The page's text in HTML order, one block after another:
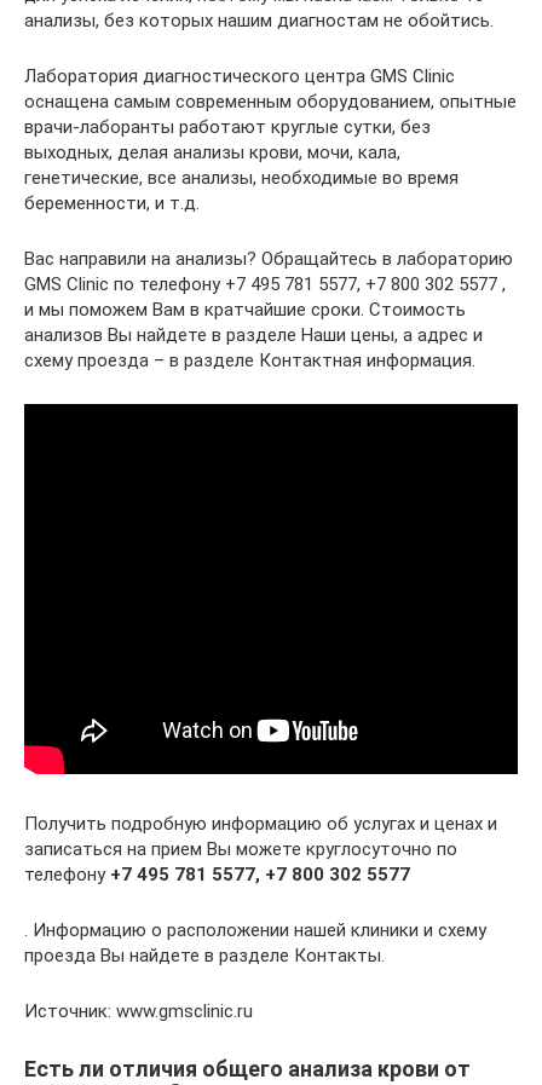
анализы, без которых нашим диагностам не обойтись.
Лаборатория диагностического центра GMS Clinic
оснащена самым современным оборудованием, опытные
врачи-лаборанты работают круглые сутки, без
выходных, делая анализы крови, мочи, кала,
генетические, все анализы, необходимые во время
беременности, и т.д.
Вас направили на анализы? Обращайтесь в лабораторию
GMS Clinic по телефону +7 495 781 5577, +7 800 302 5577 ,
и мы поможем Вам в кратчайшие сроки. Стоимость
анализов Вы найдете в разделе Наши цены, а адрес и
схему проезда – в разделе Контактная информация.
Получить подробную информацию об услугах и ценах и
записаться на прием Вы можете круглосуточно по
телефону +7 495 781 5577, +7 800 302 5577
. Информацию о расположении нашей клиники и схему
проезда Вы найдете в разделе Контакты.
Источник: www.gmsclinic.ru
Есть ли отличия общего анализа крови от